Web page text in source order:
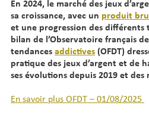
En 2024, le marché des jeux
sa croissance, avec un produit
et une progression des différents
bilan de l’Observatoire français
tendances addictives (OFDT)
pratique des jeux d’argent et de
ses évolutions depuis 2019 et des
En savoir plus OFDT – 01/08/2025